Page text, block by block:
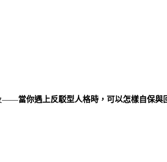
——當你遇上反駁型人格時，可以怎樣自保與